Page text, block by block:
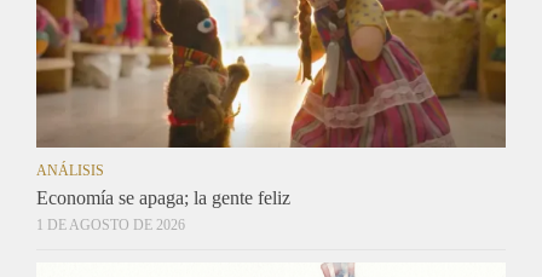
ANÁLISIS
Economía se apaga; la gente feliz
1 DE AGOSTO DE 2026